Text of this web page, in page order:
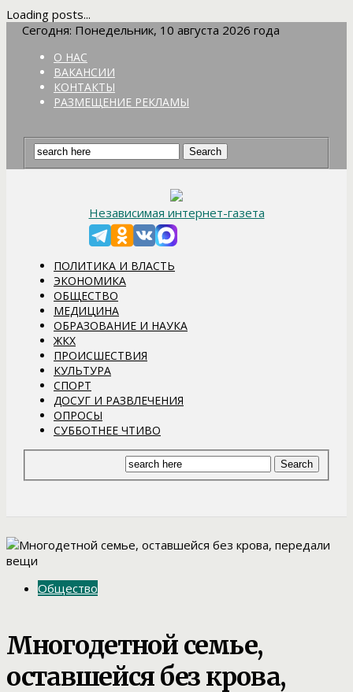
Loading posts...
Сегодня: Понедельник, 10 августа 2026 года
О НАС
ВАКАНСИИ
КОНТАКТЫ
РАЗМЕЩЕНИЕ РЕКЛАМЫ
Независимая интернет-газета
ПОЛИТИКА И ВЛАСТЬ
ЭКОНОМИКА
ОБЩЕСТВО
МЕДИЦИНА
ОБРАЗОВАНИЕ И НАУКА
ЖКХ
ПРОИСШЕСТВИЯ
КУЛЬТУРА
СПОРТ
ДОСУГ И РАЗВЛЕЧЕНИЯ
ОПРОСЫ
СУББОТНЕЕ ЧТИВО
Общество
Многодетной семье,
оставшейся без крова,